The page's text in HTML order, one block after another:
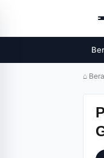
⌂